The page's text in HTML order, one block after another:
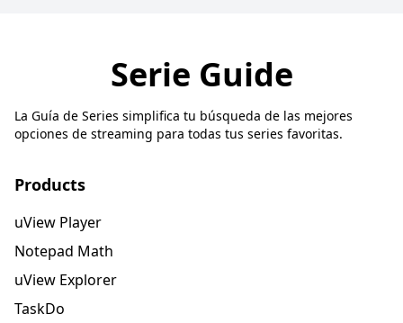
Serie Guide
La Guía de Series simplifica tu búsqueda de las mejores
opciones de streaming para todas tus series favoritas.
Products
uView Player
Notepad Math
uView Explorer
TaskDo